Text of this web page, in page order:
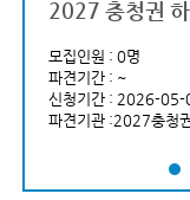
사무처 계약직 직
04-15
2027 충청권
모집인원 : 0명
파견기간 : ~
신청기간 : 2026-
파견기관 :2027충청
2026 국
신청기간 :
주최기관 :국